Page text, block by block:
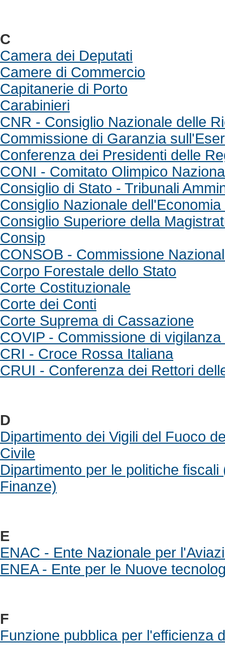
C
Camera dei Deputati
Camere di Commercio
Capitanerie di Porto
Carabinieri
CNR - Consiglio Nazionale delle
Commissione di Garanzia
Conferenza dei Presidenti delle
CONI - Comitato Olimpico
Consiglio di Stato - Tribunali
Consiglio Nazionale
Consiglio Superiore della
Consip
CONSOB - Commissione
Corpo Forestale dello Stato
Corte Costituzionale
Corte dei Conti
Corte Suprema di Cassazione
COVIP - Commissione di
CRI - Croce Rossa Italiana
CRUI - Conferenza dei Rettori
D
Dipartimento dei Vigili del Fuoco
Civile
Dipartimento per le politiche
Finanze)
E
ENAC - Ente Nazionale per
ENEA - Ente per le Nuove
F
Funzione pubblica per l'efficienza